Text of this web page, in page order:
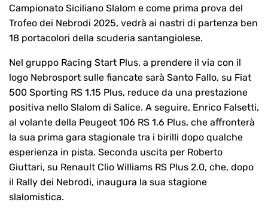
Campionato Siciliano Slalom e come prima prova del
Trofeo dei Nebrodi 2025, vedrà ai nastri di partenza ben
18 portacolori della scuderia santangiolese.
Nel gruppo Racing Start Plus, a prendere il via con il
logo Nebrosport sulle fiancate sarà Santo Fallo, su Fiat
500 Sporting RS 1.15 Plus, reduce da una prestazione
positiva nello Slalom di Salice. A seguire, Enrico Falsetti,
al volante della Peugeot 106 RS 1.6 Plus, che affronterà
la sua prima gara stagionale tra i birilli dopo qualche
esperienza in pista. Seconda uscita per Roberto
Giuttari, su Renault Clio Williams RS Plus 2.0, che, dopo
il Rally dei Nebrodi, inaugura la sua stagione
slalomistica.